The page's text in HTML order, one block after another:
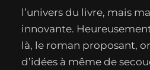
l’univers du livre, mais
innovante.
là, le roman proposant,
d’idées à même de